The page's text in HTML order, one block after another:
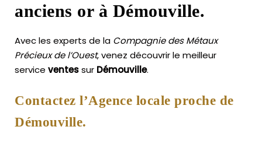
anciens or à Démouville.
Avec les experts de la Compagnie des Métaux
Précieux de l’Ouest, venez découvrir le meilleur
service ventessur Démouville.
Contactez l’Agence locale proche de
Démouville.